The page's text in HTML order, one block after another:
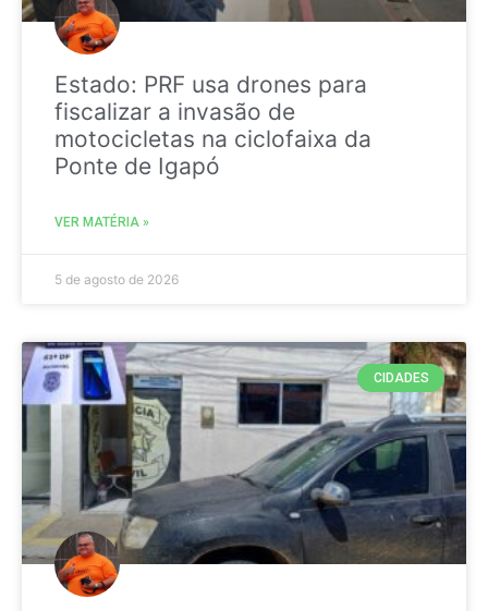
Estado: PRF usa drones para
fiscalizar a invasão de
motocicletas na ciclofaixa da
Ponte de Igapó
VER MATÉRIA »
5 de agosto de 2026
CIDADES